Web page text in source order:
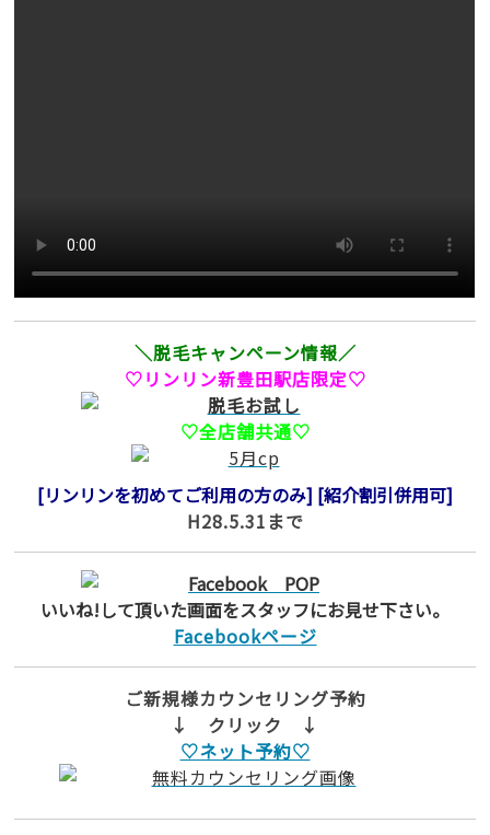
＼脱毛キャンペーン情報／
♡リンリン新豊田駅店限定♡
♡全店舗共通♡
[リンリンを初めてご利用の方のみ] [紹介割引併用可]
H28.5.31まで
いいね!して頂いた画面をスタッフにお見せ下さい。
Facebookページ
ご新規様カウンセリング予約
↓ クリック ↓
♡ネット予約♡